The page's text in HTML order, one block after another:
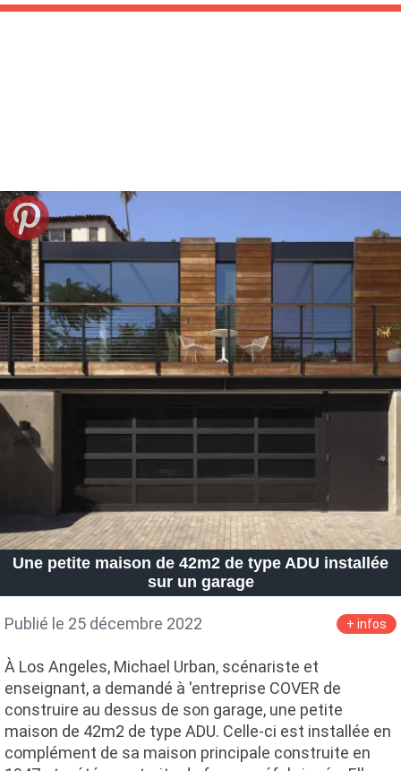
Une petite maison de 42m2 de type ADU installée
sur un garage
Publié le 25 décembre 2022 + infos
À Los Angeles, Michael Urban, scénariste et
enseignant, a demandé à 'entreprise COVER de
construire au dessus de son garage, une petite
maison de 42m2 de type ADU. Celle-ci est installée en
complément de sa maison principale construite en